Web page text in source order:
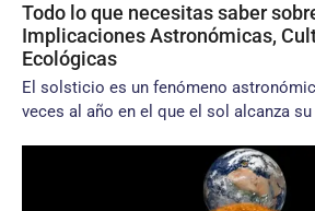
Todo lo que necesitas saber
Implicaciones Astronómicas,
Ecológicas
El solsticio es un fenómeno
veces al año en el que el sol alcanza su